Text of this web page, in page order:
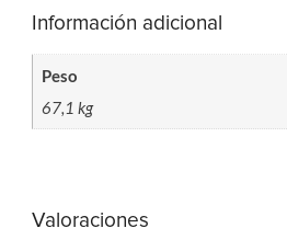
Información adicional
Peso
67,1 kg
Valoraciones